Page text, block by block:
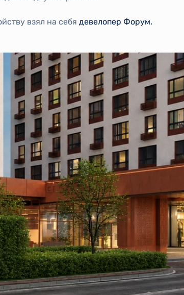
взял на себя девелопер Форум.